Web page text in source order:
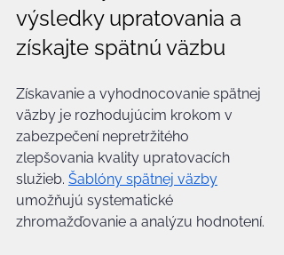
výsledky upratovania a
získajte spätnú väzbu
Získavanie a vyhodnocovanie spätnej
väzby je rozhodujúcim krokom v
zabezpečení nepretržitého
zlepšovania kvality upratovacích
služieb. Šablóny spätnej väzby
umožňujú systematické
zhromažďovanie a analýzu hodnotení.